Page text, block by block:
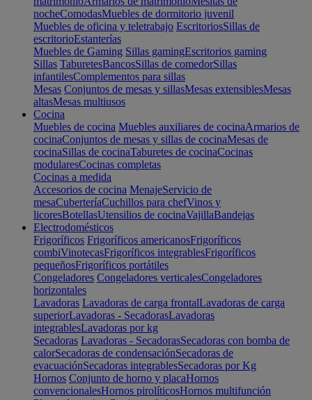
nocheComodasMuebles de dormitorio juvenil
Muebles de oficina y teletrabajo EscritoriosSillas de
escritorioEstanterías
Muebles de Gaming Sillas gamingEscritorios gaming
Sillas TaburetesBancosSillas de comedorSillas
infantilesComplementos para sillas
Mesas Conjuntos de mesas y sillasMesas extensiblesMesas
altasMesas multiusos
Cocina
Muebles de cocina Muebles auxiliares de cocinaArmarios de
cocinaConjuntos de mesas y sillas de cocinaMesas de
cocinaSillas de cocinaTaburetes de cocinaCocinas
modularesCocinas completas
Cocinas a medida
Accesorios de cocina MenajeServicio de
mesaCuberteríaCuchillos para chefVinos y
licoresBotellasUtensilios de cocinaVajillaBandejas
Electrodomésticos
Frigoríficos Frigoríficos americanosFrigoríficos
combiVinotecasFrigoríficos integrablesFrigoríficos
pequeñosFrigoríficos portátiles
Congeladores Congeladores verticalesCongeladores
horizontales
Lavadoras Lavadoras de carga frontalLavadoras de carga
superiorLavadoras - SecadorasLavadoras
integrablesLavadoras por kg
Secadoras Lavadoras - SecadorasSecadoras con bomba de
calorSecadoras de condensaciónSecadoras de
evacuaciónSecadoras integrablesSecadoras por Kg
Hornos Conjunto de horno y placaHornos
convencionalesHornos pirolíticosHornos multifunción